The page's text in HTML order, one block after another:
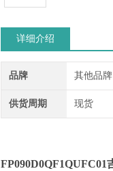
详细介绍
品牌 其他品牌
供货周期 现货
FP090D0QF1QUFC01